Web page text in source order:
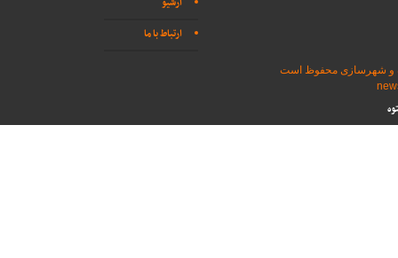
ارتباط با ما
و شهرسازی محفوظ است